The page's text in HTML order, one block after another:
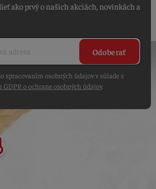
ako prvý o našich akciách, novinkách a
Odoberať
spracovaním osobných údajov v súlade s
o ochrane osobných údajov.